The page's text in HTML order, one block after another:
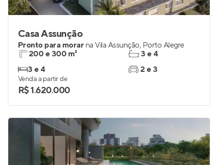
Casa Assunção
Pronto para morar Vila Assunção ,Porto Alegre
200 e 300 m²
Venda a partir de
R$ 1.620.000